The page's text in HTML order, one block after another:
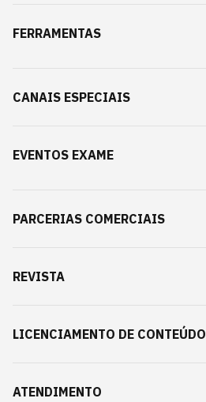
FERRAMENTAS
CANAIS ESPECIAIS
EVENTOS EXAME
PARCERIAS COMERCIAIS
REVISTA
LICENCIAMENTO DE CONTEÚDO
ATENDIMENTO